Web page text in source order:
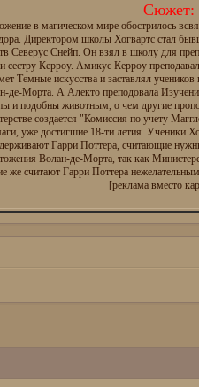
Сюжет:
в магическом мире обострилось
Директором школы Хогвартс стал
Северус Снейп. Он взял в школу для
и сестру Керроу. Амикус Керроу
Темные искусства и заставлял
де-Морта. А Алекто преподовала
и подобны животным, о чем другие
создается "Комиссия по учету
уже достигшие 18-ти летия. Ученики
Гарри Поттера, считающие
Волан-де-Морта, так как
же считают Гарри Поттера
[реклама вместо